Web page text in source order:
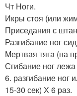
Чт Ноги.
Икры стоя (или
Приседания с
Разгибание ног
Мертвая тяга (на
Сгибание ног
6. разгибание ног
15-30 сек) Х 6 раз.